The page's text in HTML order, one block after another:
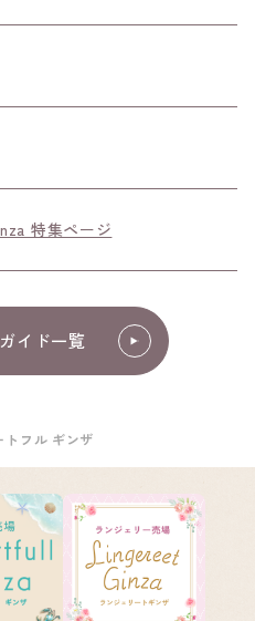
特集ページ
イド一覧
トフル ギンザ